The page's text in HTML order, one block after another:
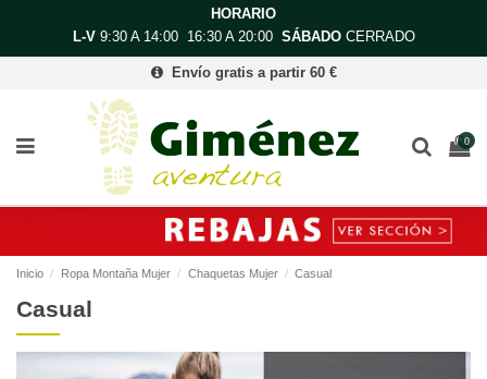
HORARIO
L-V9:30 A 14:00 16:30 A 20:00 SÁBADOCERRADO
Envío gratis a partir 60 €
0
Inicio Ropa Montaña Mujer Chaquetas Mujer Casual
Casual